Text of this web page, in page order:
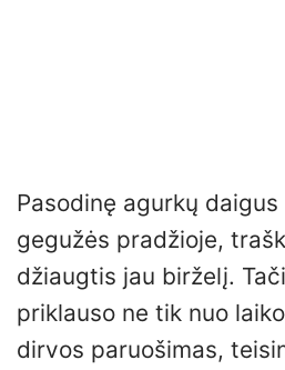
Pasodinę agurkų
gegužės pradžioje,
džiaugtis jau birželį.
priklauso ne tik nuo
dirvos paruošimas,